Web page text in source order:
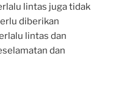
lintas juga tidak
diberikan
lintas dan
dan